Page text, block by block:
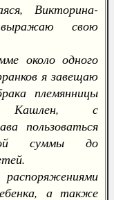
Викторина-
свою
около одного
я завещаю
племянницы
Кашлен, с
пользоваться
суммы до
а также